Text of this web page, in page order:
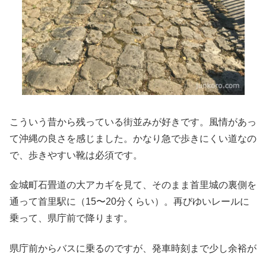
こういう昔から残っている街並みが好きです。風情があっ
て沖縄の良さを感じました。かなり急で歩きにくい道なの
で、歩きやすい靴は必須です。
金城町石畳道の大アカギを見て、そのまま首里城の裏側を
通って首里駅に（15〜20分くらい）。再びゆいレールに
乗って、県庁前で降ります。
県庁前からバスに乗るのですが、発車時刻まで少し余裕が